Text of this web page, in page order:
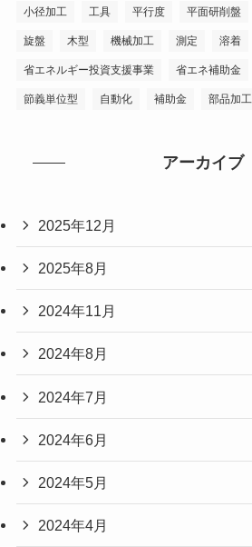
小径加工 工具 平行度 平面研削盤
旋盤 木型 機械加工 測定 溶着
省エネルギー投資支援事業 省エネ補助金
節義単位型 自動化 補助金 部品加工
アーカイブ
2025年12月
2025年8月
2024年11月
2024年8月
2024年7月
2024年6月
2024年5月
2024年4月